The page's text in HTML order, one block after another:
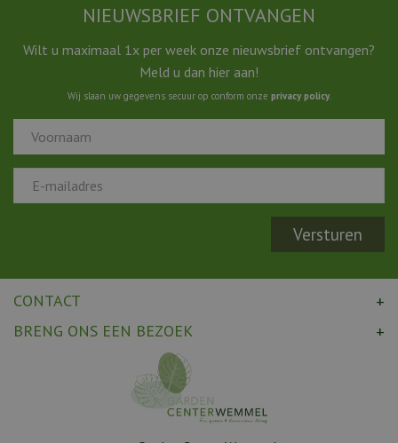
NIEUWSBRIEF ONTVANGEN
Wilt u maximaal 1x per week onze nieuwsbrief ontvangen?
Meld u dan hier aan!
Wij slaan uw gegevens secuur op conform onze privacy policy.
CONTACT
BRENG ONS EEN BEZOEK